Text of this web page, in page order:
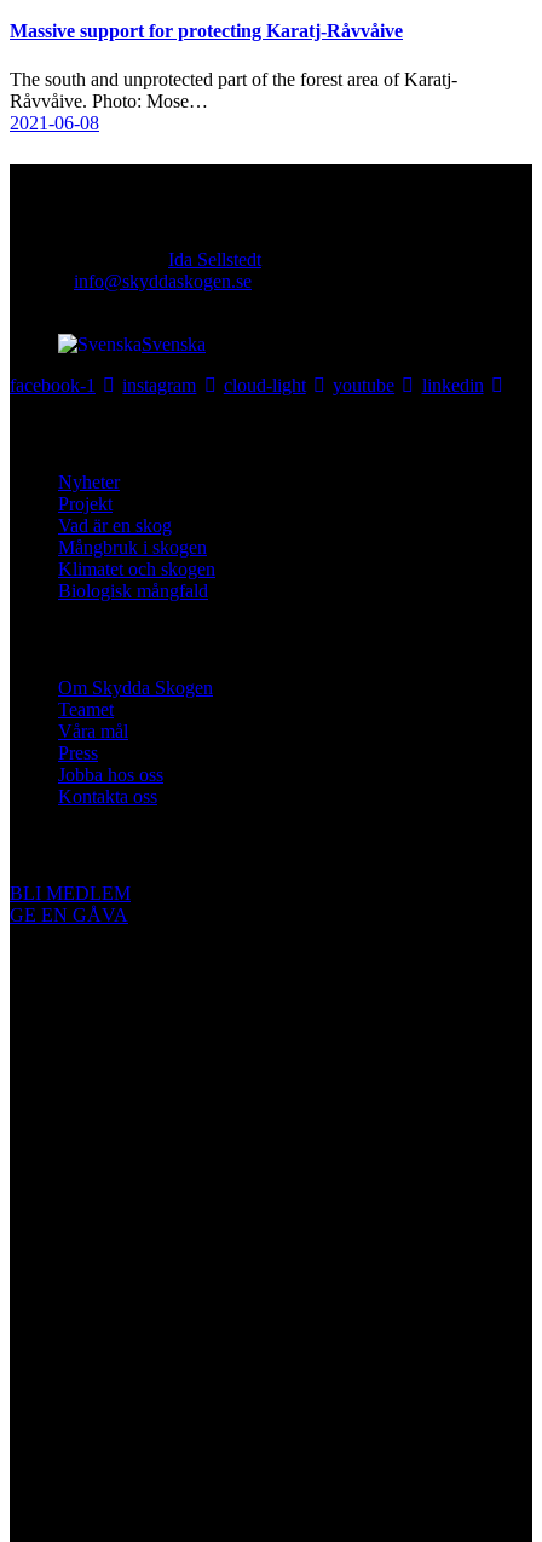
Massive support for protecting Karatj-Råvvåive
The south and unprotected part of the forest area of Karatj-
Råvvåive. Photo: Mose…
2021-06-08
Ida Sellstedt
info@skyddaskogen.se
Svenska
facebook-1
instagram cloud-light youtube linkedin
Nyheter
Projekt
Vad är en skog
Mångbruk i skogen
Klimatet och skogen
Biologisk mångfald
Om Skydda Skogen
Teamet
Våra mål
Press
Jobba hos oss
Kontakta oss
BLI MEDLEM
GE EN GÅVA